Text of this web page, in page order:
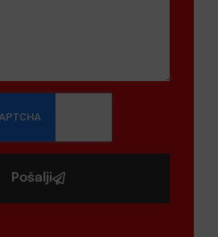
Pošalji